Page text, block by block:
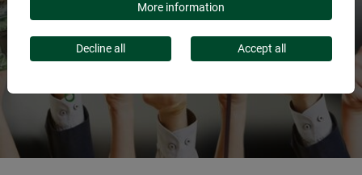
More information
Decline all Accept all